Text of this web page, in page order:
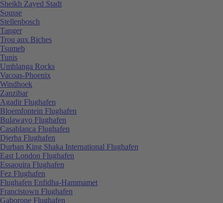
Sheikh Zayed Stadt
Sousse
Stellenbosch
Tanger
Trou aux Biches
Tsumeb
Tunis
Umhlanga Rocks
Vacoas-Phoenix
Windhoek
Zanzibar
Agadir Flughafen
Bloemfontein Flughafen
Bulawayo Flughafen
Casablanca Flughafen
Djerba Flughafen
Durban King Shaka International Flughafen
East London Flughafen
Essaouira Flughafen
Fez Flughafen
Flughafen Enfidha-Hammamet
Francistown Flughafen
Gaborone Flughafen